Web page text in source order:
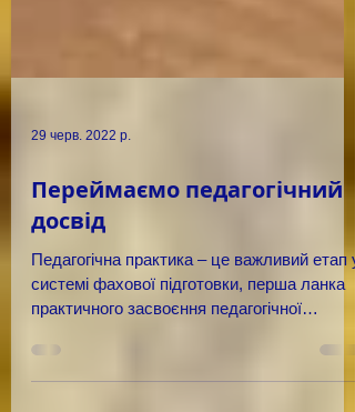
29 черв. 2022 р.
Переймаємо педагогічний
досвід
Педагогічна практика – це важливий етап у
системі фахової підготовки, перша ланка